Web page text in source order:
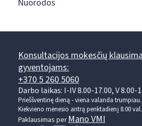
Nuorodos
Konsultacijos mokesčių
gyventojams:
+370 5 260 5060
Darbo laikas: I-IV 8.00-17.00, V 8.00-
Prieššventinę dieną - viena valanda trumpiau.
Kiekvieno mėnesio antrą penktadienį 8.00
Paklausimas per Mano VMI